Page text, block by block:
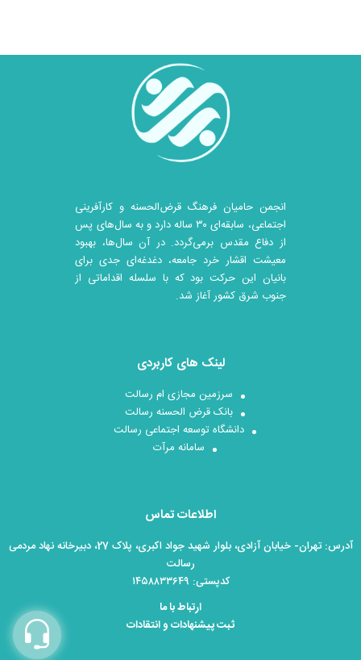
انجمن حامیان فرهنگ قرض‌الحسنه و کارآفرینی
اجتماعی، سابقه‌ای ۳۰ ساله دارد و به سال‌های پس
از دفاع مقدس برمی‌گردد. در آن سال‎‌ها، بهبود
معیشت اقشار خرد جامعه، دغدغه‌ای جدی برای
بانیان این حرکت بود که با سلسله اقداماتی از
جنوب شرق کشور آغاز شد.
لینک های کاربردی
سرزمین مجازی ام رسالت
بانک قرض الحسنه رسالت
دانشگاه توسعه اجتماعی رسالت
سامانه مرآت
اطلاعات تماس
آدرس: تهران- خیابان آزادی، بلوار شهید جواد اکبری، پلاک 27، دبیرخانه نهاد مردمی
رسالت
کدپستی: ۱۴۵۸۸۳۳۶۴۹
ارتباط با ما
ثبت پیشنهادات و انتقادات